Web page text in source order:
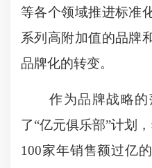
等各个领域推进标准
系列高附加值的品牌
品牌化的转变。
作为品牌战略
了“亿元俱乐部”计划
100家年销售额过亿